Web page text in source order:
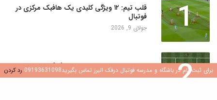
1
قلب تیم: ۱۲ ویژگی کلیدی یک هافبک مرکزی در
فوتبال
جولای 9, 2026
2
ساخت موتورهای هوازی: چرا 4×4 نروژی برای
بازیکنان جوان یک تغییر دهنده بازی است
برای ثبت نام در باشگاه و مدرسه فوتبال درفک البرز تماس بگیرید09193631098 رد کردن